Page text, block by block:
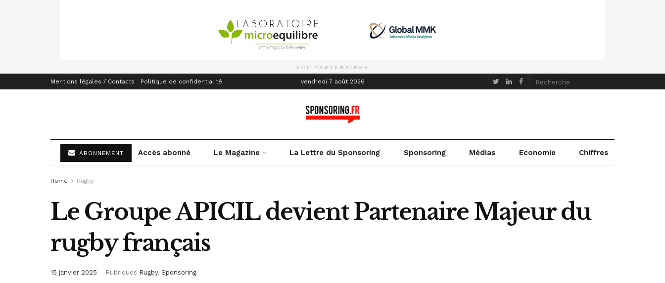
TOP PARTENAIRES
Mentions légales / Contacts Politique de confidentialité vendredi 7 août 2026
ABONNEMENT Accès abonné Le Magazine La Lettre du Sponsoring Sponsoring Médias Economie Chiffres
Home Rugby
Le Groupe APICIL devient Partenaire Majeur du
rugby français
15 janvier 2025 Rubriques Rugby, Sponsoring